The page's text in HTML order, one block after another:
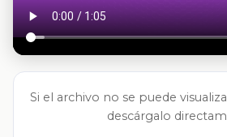
Si el archivo no se puede
descárgalo